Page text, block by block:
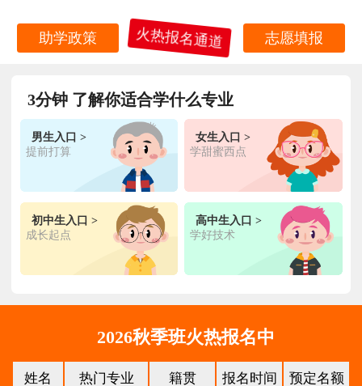
助学政策 火热报名通道 志愿填报
3分钟 了解你适合学什么专业
男生入口 >
提前打算
女生入口 >
学甜蜜西点
初中生入口 >
成长起点
高中生入口 >
学好技术
2026秋季班火热报名中
姓名 热门专业 籍贯 报名时间 预定名额
金典总厨专业 福建厦门 在线报名
林** 金鼎大厨专业 福建漳州 1天前 在线报名
陈** 时尚西点专业 福建泉州 3天前 在线报名
张** 金领大厨专业 福建厦门 8小时前 在线报名
经典西点专业 在线报名
专业
福建三明 16小时前
陈** 大厨精英专业 福建福州 3天前 在线报名